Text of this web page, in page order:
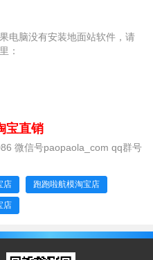
电脑没有安装地面站软件，请
：
宝直销
群号
，高清传感器模块，终身保修和
店 跑跑啦航模淘宝店
店